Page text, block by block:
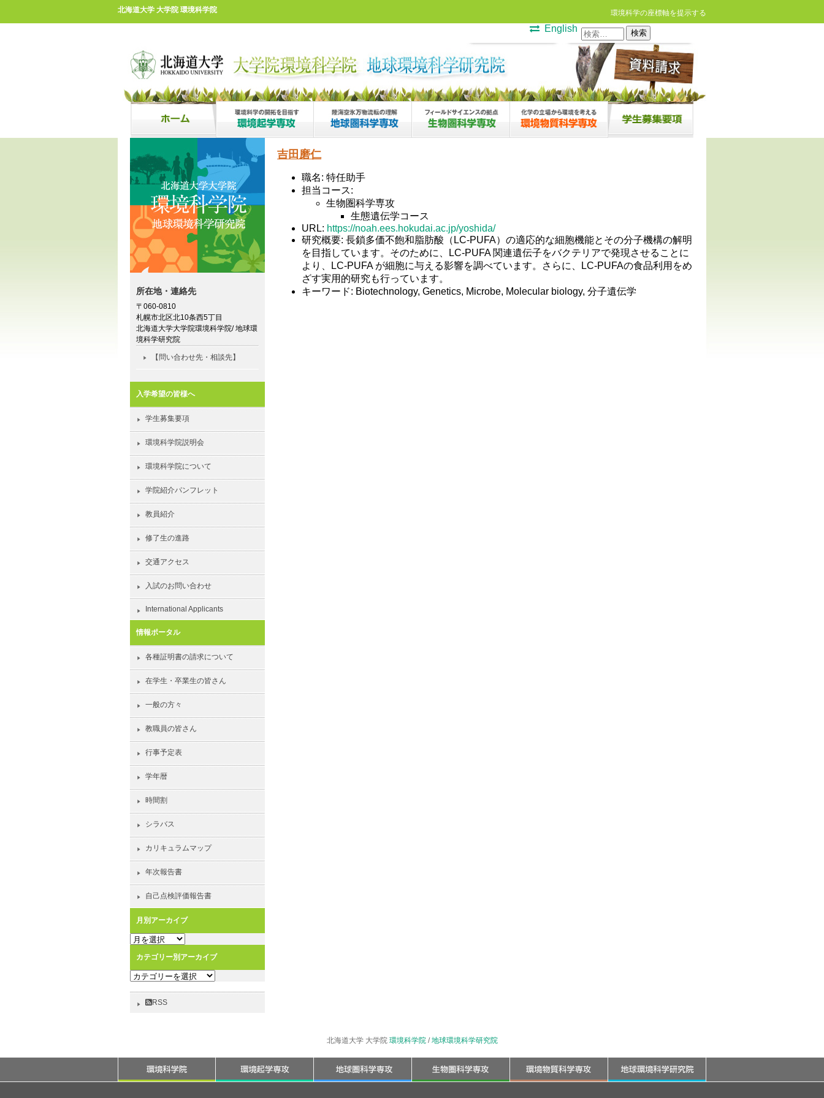
北海道大学 大学院 環境科学院 環境科学の座標軸を提示する
検
索:
English
吉田磨仁
職名: 特任助手
担当コース:
生物圏科学専攻
生態遺伝学コース
URL: https://noah.ees.hokudai.ac.jp/yoshida/
研究概要: 長鎖多価不飽和脂肪酸（LC-PUFA）の適応的な細胞機能とその分子機構の解明
を目指しています。そのために、LC-PUFA 関連遺伝子をバクテリアで発現させることに
より、LC-PUFA が細胞に与える影響を調べています。さらに、LC-PUFAの食品利用をめ
ざす実用的研究も行っています。
キーワード: Biotechnology, Genetics, Microbe, Molecular biology, 分子遺伝学
所在地・連絡先
〒060-0810
札幌市北区北10条西5丁目
北海道大学大学院環境科学院/ 地球環
境科学研究院
【問い合わせ先・相談先】
入学希望の皆様へ
学生募集要項
環境科学院説明会
環境科学院について
学院紹介パンフレット
教員紹介
修了生の進路
交通アクセス
入試のお問い合わせ
International Applicants
情報ポータル
各種証明書の請求について
在学生・卒業生の皆さん
一般の方々
教職員の皆さん
行事予定表
学年暦
時間割
シラバス
カリキュラムマップ
年次報告書
自己点検評価報告書
月別アーカイブ
月
ー
カ
イ
カテゴリー別アーカイブ
カ
ゴ
カ
RSS
北海道大学 大学院 環境科学院/地球環境科学研究院